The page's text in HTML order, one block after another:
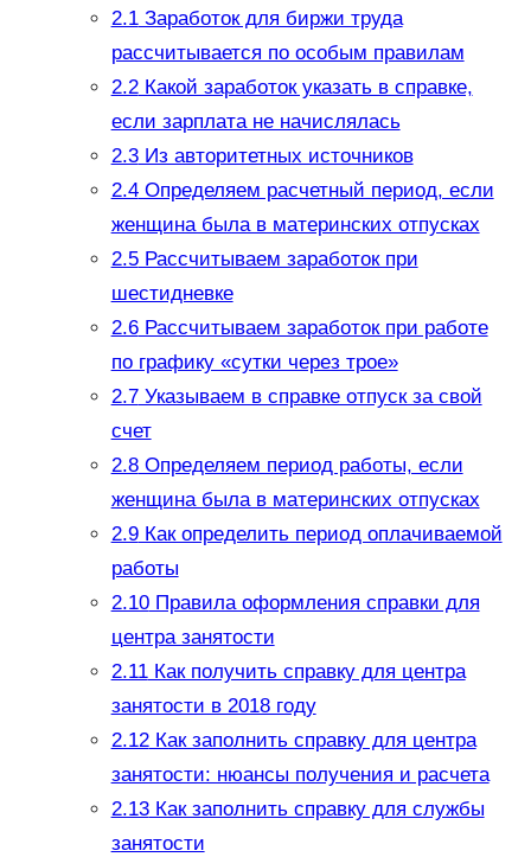
2.1Заработок для биржи труда
рассчитывается по особым правилам
2.2Какой заработок указать в справке,
если зарплата не начислялась
2.3Из авторитетных источников
2.4Определяем расчетный период, если
женщина была в материнских отпусках
2.5Рассчитываем заработок при
шестидневке
2.6Рассчитываем заработок при работе
по графику «сутки через трое»
2.7Указываем в справке отпуск за свой
счет
2.8Определяем период работы, если
женщина была в материнских отпусках
2.9Как определить период оплачиваемой
работы
2.10Правила оформления справки для
центра занятости
2.11Как получить справку для центра
занятости в 2018 году
2.12Как заполнить справку для центра
занятости: нюансы получения и расчета
2.13Как заполнить справку для службы
занятости